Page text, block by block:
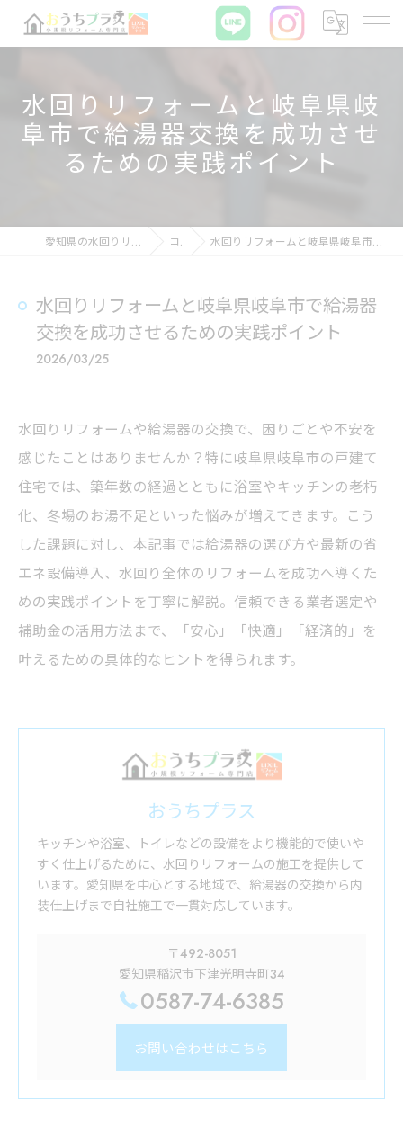
水回りリフォームと岐阜県岐
阜市で給湯器交換を成功させ
るための実践ポイント
愛知県の水回りリフォームならおうちプラス コラム 水回りリフォームと岐阜県岐阜市で給湯器交換を成功させるための実践ポイント
水回りリフォームと岐阜県岐阜市で給湯器
交換を成功させるための実践ポイント
2026/03/25
水回りリフォームや給湯器の交換で、困りごとや不安を
感じたことはありませんか？特に岐阜県岐阜市の戸建て
住宅では、築年数の経過とともに浴室やキッチンの老朽
化、冬場のお湯不足といった悩みが増えてきます。こう
した課題に対し、本記事では給湯器の選び方や最新の省
エネ設備導入、水回り全体のリフォームを成功へ導くた
めの実践ポイントを丁寧に解説。信頼できる業者選定や
補助金の活用方法まで、「安心」「快適」「経済的」を
叶えるための具体的なヒントを得られます。
おうちプラス
キッチンや浴室、トイレなどの設備をより機能的で使いや
すく仕上げるために、水回りリフォームの施工を提供して
います。愛知県を中心とする地域で、給湯器の交換から内
装仕上げまで自社施工で一貫対応しています。
〒492-8051
愛知県稲沢市下津光明寺町34
0587-74-6385
お問い合わせはこちら